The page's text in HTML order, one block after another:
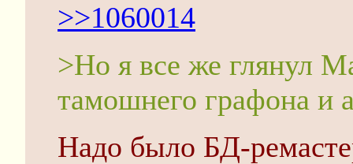
>>1060014
>Но я все же глянул
тамошнего графона и
Надо было БД-